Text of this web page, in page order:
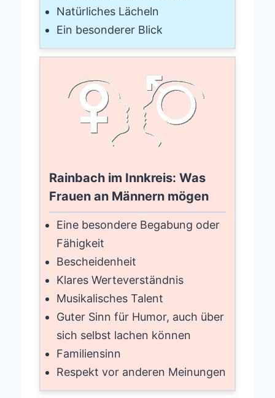
Natürliches Lächeln
Ein besonderer Blick
Rainbach im Innkreis: Was
Frauen an Männern mögen
Eine besondere Begabung oder
Fähigkeit
Bescheidenheit
Klares Werteverständnis
Musikalisches Talent
Guter Sinn für Humor, auch über
sich selbst lachen können
Familiensinn
Respekt vor anderen Meinungen